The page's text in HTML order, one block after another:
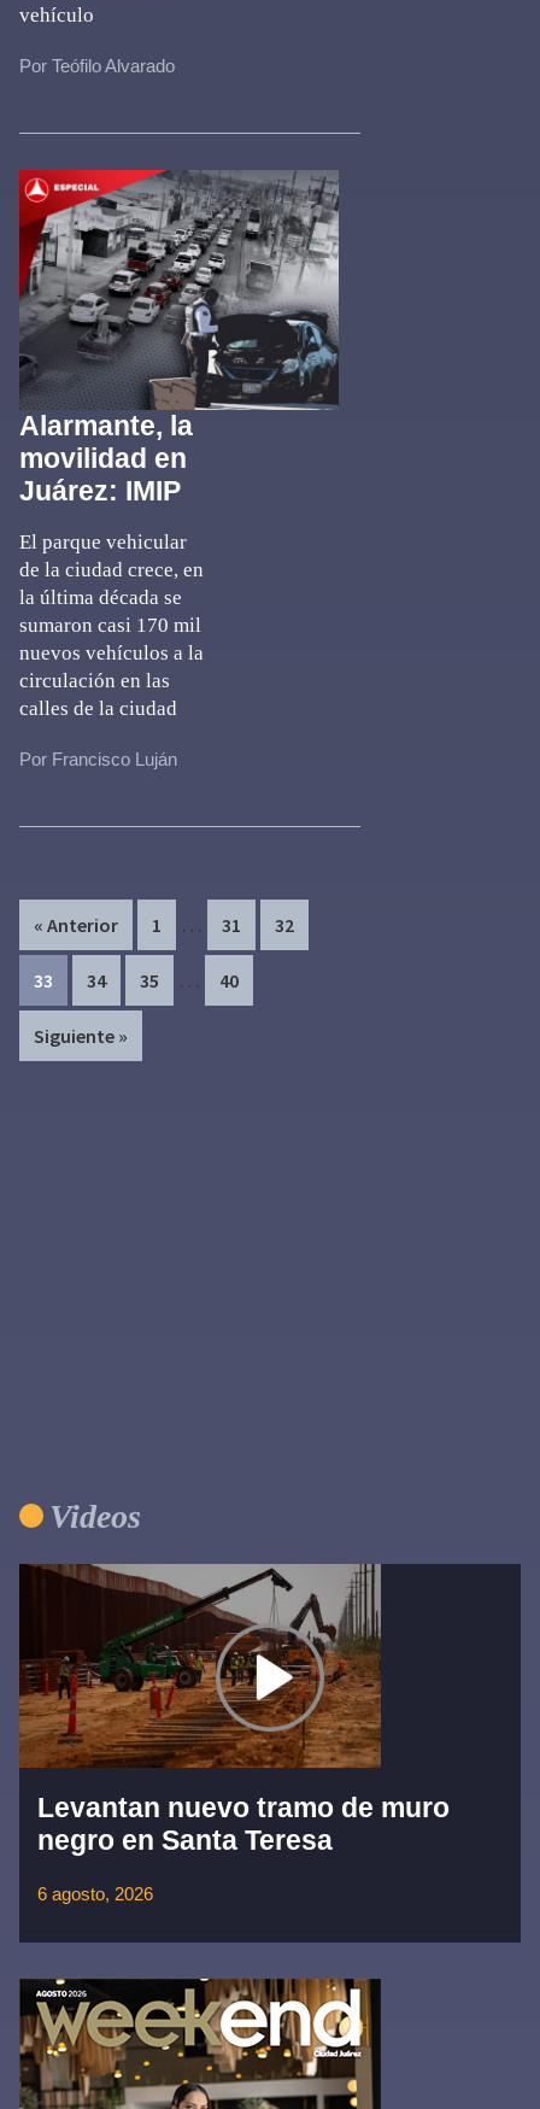
vehículo
Por Teófilo Alvarado
Alarmante, la
movilidad en
Juárez: IMIP
El parque vehicular
de la ciudad crece, en
la última década se
sumaron casi 170 mil
nuevos vehículos a la
circulación en las
calles de la ciudad
Por Francisco Luján
« Anterior Page
1
Interim
pages
omitted
… Page
31 Page
32
Page
33 Page
34 Page
35
Interim
pages
… Page
40
Siguiente »
Videos
Levantan nuevo tramo de muro
negro en Santa Teresa
6 agosto, 2026